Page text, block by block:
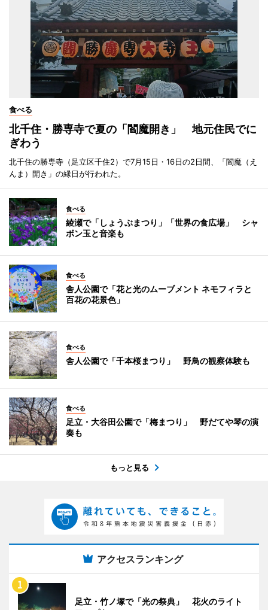
食べる
北千住・勝専寺で夏の「閻魔開き」 地元住民でに
ぎわう
北千住の勝専寺（足立区千住2）で7月15日・16日の2日間、「閻魔（え
んま）開き」の縁日が行われた。
食べる
綾瀬で「しょうぶまつり」「世界の食広場」 シャ
ボン玉と音楽も
食べる
舎人公園で「花と光のムーブメント ネモフィラと
百花の花景色」
食べる
舎人公園で「千本桜まつり」 野鳥の観察体験も
食べる
足立・大谷田公園で「梅まつり」 野だてや琴の演
奏も
もっと見る
アクセスランキング
足立・竹ノ塚で「光の祭典」 花火のライト